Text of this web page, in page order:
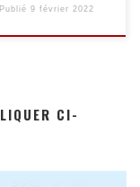
Publié9 février 2022
CI-